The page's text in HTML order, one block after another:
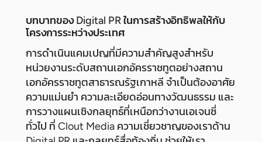
บทบาทของ Digital PR ในการสร้างอิทธิพลให้กับ
โครงการระหว่างประเทศ
การดำเนินแคมเปญที่มีความสำคัญสูงสำหรับ
หน่วยงานระดับสถานเอกอัครราชทูตอย่างสถาน
เอกอัครราชทูตสาธารณรัฐเกาหลี จำเป็นต้องอาศัย
ความแม่นยำ ความละเอียดอ่อนทางวัฒนธรรม และ
การวางแผนเชิงกลยุทธ์ที่เหนือกว่างานเอเจนซี่
ทั่วไป ที่ Clout Media ความเชี่ยวชาญของเราด้าน